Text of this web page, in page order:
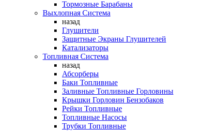
Тормозные Барабаны
Выхлопная Система
назад
Глушители
Защитные Экраны Глушителей
Катализаторы
Топливная Система
назад
Абсорберы
Баки Топливные
Заливные Топливные Горловины
Крышки Горловин Бензобаков
Рейки Топливные
Топливные Насосы
Трубки Топливные